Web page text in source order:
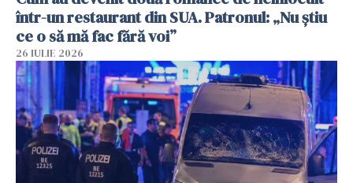
într-un restaurant din SUA. Patronul: „Nu știu
ce o să mă fac fără voi”
26 IULIE 2026